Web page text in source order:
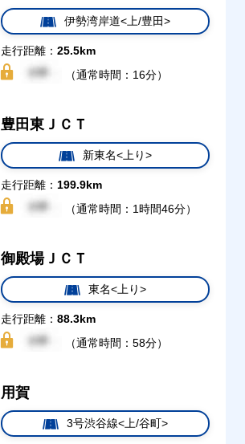
伊勢湾岸道<上/豊田>
走行距離： 25.5km
（通常時間：16分）
豊田東ＪＣＴ
新東名<上り>
走行距離： 199.9km
（通常時間：1時間46分）
御殿場ＪＣＴ
東名<上り>
走行距離： 88.3km
（通常時間：58分）
用賀
3号渋谷線<上/谷町>